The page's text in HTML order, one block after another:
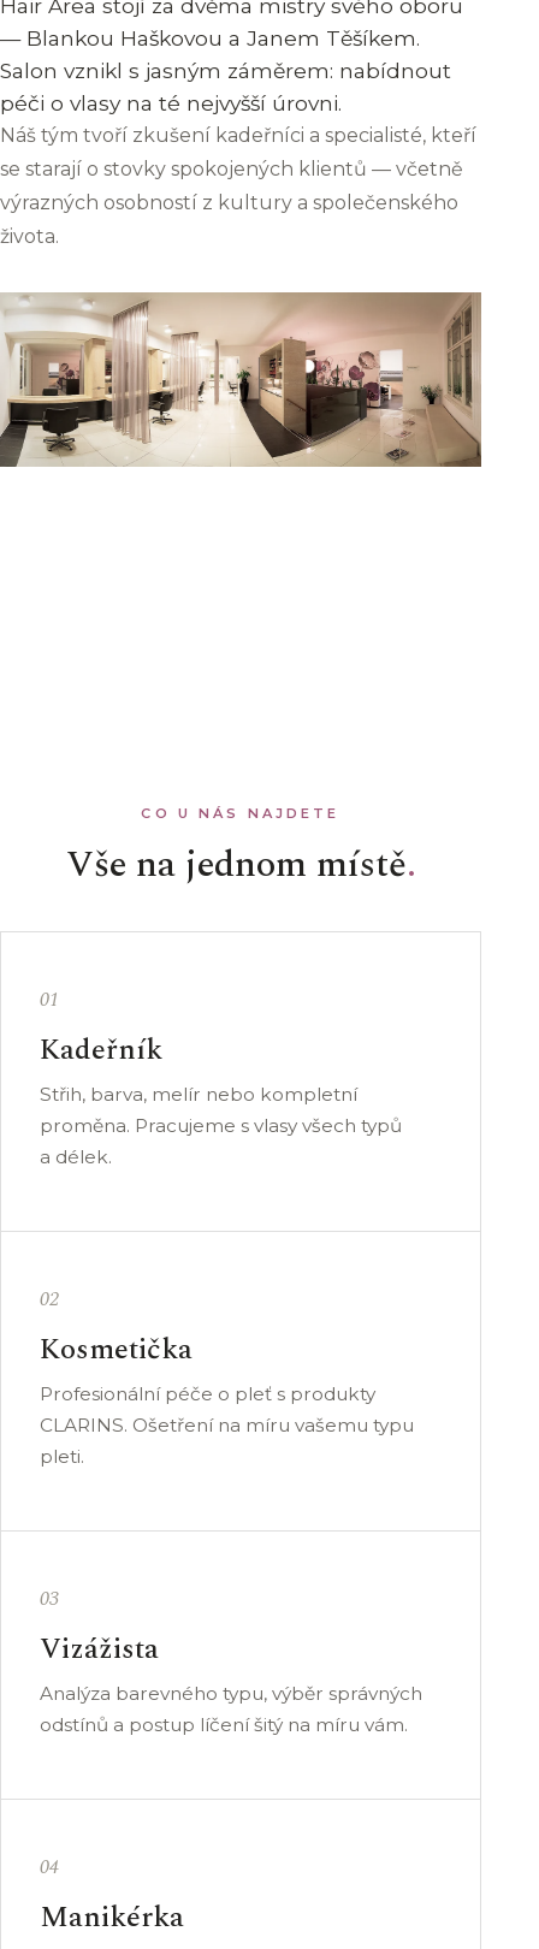
— Blankou Haškovou a Janem Těšíkem.
Salon vznikl s jasným záměrem: nabídnout
péči o vlasy na té nejvyšší úrovni.
Náš tým tvoří zkušení kadeřníci a specialisté, kteří
se starají o stovky spokojených klientů — včetně
výrazných osobností z kultury a společenského
života.
CO U NÁS NAJDETE
Vše na jednom místě
01
Kadeřník
Střih, barva, melír nebo kompletní
proměna. Pracujeme s vlasy všech typů
a délek.
02
Kosmetička
Profesionální péče o pleť s produkty
CLARINS. Ošetření na míru vašemu typu
pleti.
03
Vizážista
Analýza barevného typu, výběr správných
odstínů a postup líčení šitý na míru vám.
04
Manikérka